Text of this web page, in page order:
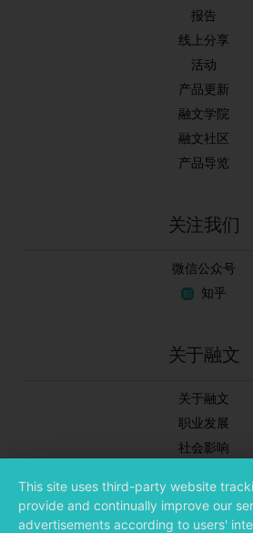
报告
线上分享
活动
产品更新
融文学院
融文社区
产品导览
关注我们
微信公众号
知乎
关于融文
关于融文
职业发展
社会影响
合作伙伴
投资者关系
This site uses third-party website
provide and continually improve our
advertisements according to users'